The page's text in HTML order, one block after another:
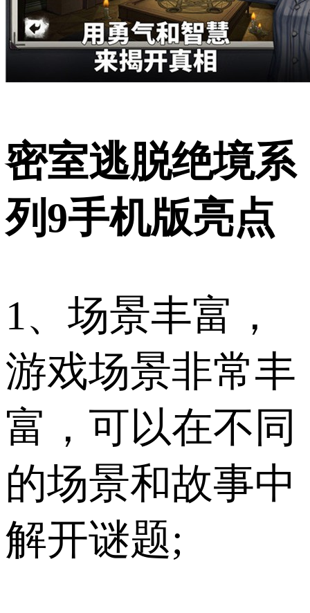
密室逃脱绝境系
列9手机版亮点
1、场景丰富，
游戏场景非常丰
富，可以在不同
的场景和故事中
解开谜题;